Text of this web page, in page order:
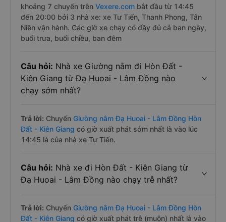
khoảng 7 chuyến trên Vexere.com bắt đầu từ 14:45
đến 20:00 bởi 3 nhà xe: xe Tư Tiến, Thanh Phong, Tân
Niên vận hành. Các giờ xe chạy có đầy đủ cả ban ngày,
buổi trưa, buổi chiều, ban đêm
Câu hỏi: Nhà xe Giường nằm đi Hòn Đất -
Kiên Giang từ Đạ Huoai - Lâm Đồng nào
chạy sớm nhất?
Trả lời: Chuyến Giường nằm Đạ Huoai - Lâm Đồng Hòn
Đất - Kiên Giang có giờ xuất phát sớm nhất là vào lúc
14:45 là của nhà xe Tư Tiến.
Câu hỏi: Nhà xe đi Hòn Đất - Kiên Giang từ
Đạ Huoai - Lâm Đồng nào chạy trễ nhất?
Trả lời: Chuyến Giường nằm Đạ Huoai - Lâm Đồng Hòn
Đất - Kiên Giang có giờ xuất phát trễ (muộn) nhất là vào